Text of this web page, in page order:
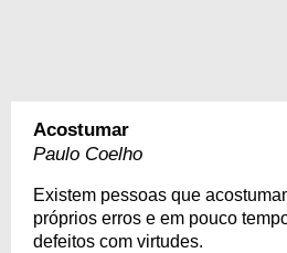
Acostumar
Paulo Coelho
Existem pessoas que
próprios erros e em pouco
defeitos com virtudes.